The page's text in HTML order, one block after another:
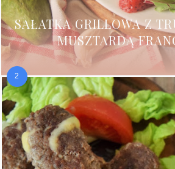
SAŁATKA GRILLOWA Z
MUSZTARDĄ